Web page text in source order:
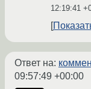
12:19:41
Ответ на:
09:57:49 +00:00